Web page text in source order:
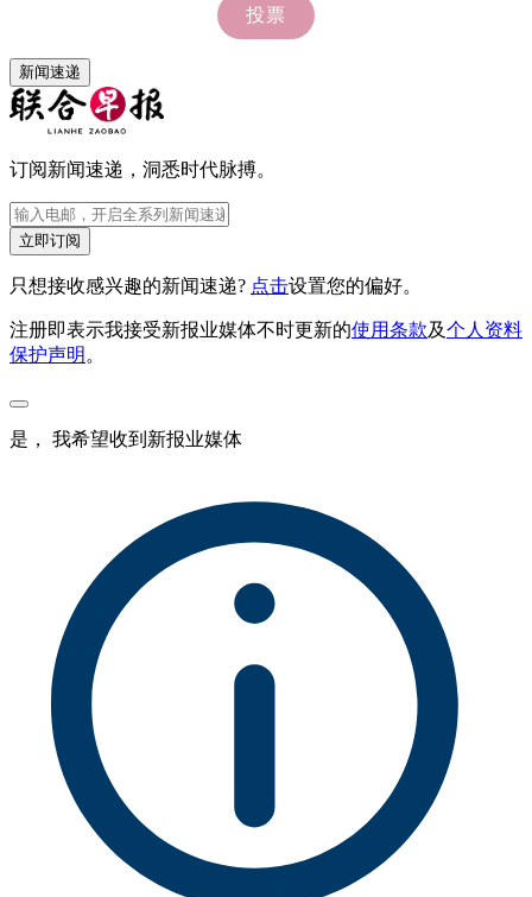
新闻速递
订阅新闻速递，洞悉时代脉搏。
立即订阅
只想接收感兴趣的新闻速递? 点击设置您的偏好。
注册即表示我接受新报业媒体不时更新的使用条款及个人资料
保护声明 。
是， 我希望收到新报业媒体